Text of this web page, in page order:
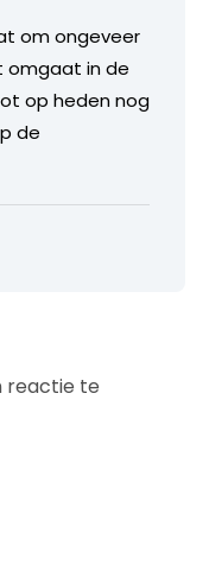
om ongeveer
omgaat in de
op heden nog
de
reactie te